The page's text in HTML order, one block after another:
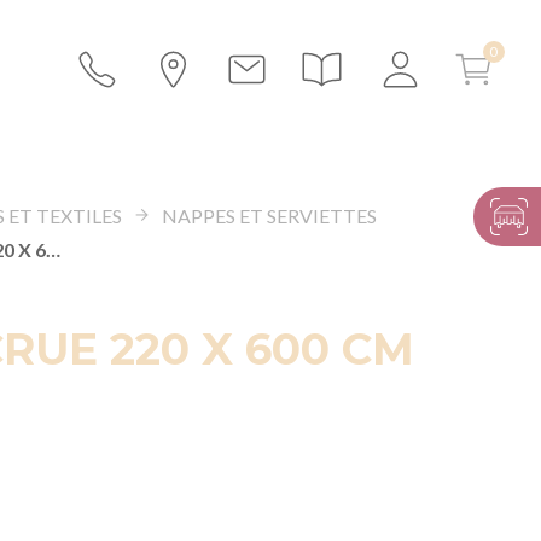
ET TEXTILES
NAPPES ET SERVIETTES
NAPPE ÉCRUE 220 X 600 CM
220 X 600 CM